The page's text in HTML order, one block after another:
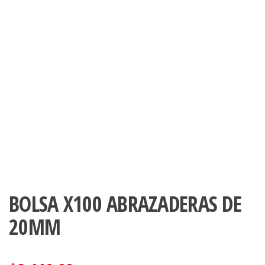
BOLSA X100 ABRAZADERAS DE
20MM